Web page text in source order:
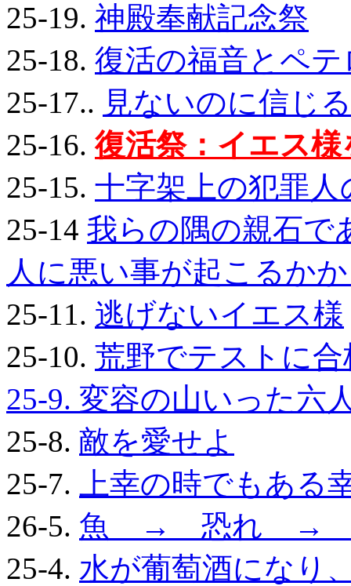
25-19. 神殿奉献記念祭
25-18. 復活の福音とペテ
25-17.. 見ないのに信じ
25-16.復活祭：イエス
25-15. 十字架上の犯罪人
25-14 我らの隅の親石で
人に悪い事が起こるか
25-11. 逃げないイエス様
25-10. 荒野でテストに
25-9. 変容の山いった六
25-8. 敵を愛せよ
25-7.
上幸の時でもある
26-5. 魚 → 恐れ →
25-4. 水が葡萄酒になり